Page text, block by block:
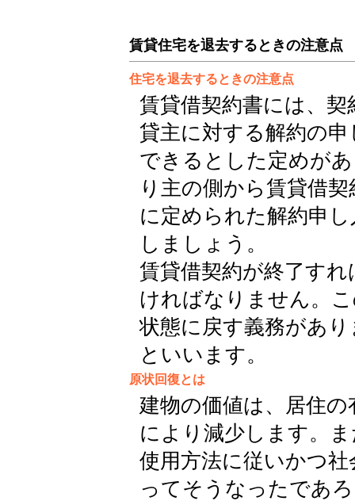
賃貸住宅を退去するときの注意点
住宅を退去するときの注意点
賃貸借契約書には、
貸主に対する解約の
できるとした定めが
り主の側から賃貸借
に定められた解約申
しましょう。
賃貸借契約が終了す
ければなりません。
状態に戻す義務があ
といいます。
原状回復とは
建物の価値は、居住
により減少します。
使用方法に従いかつ
ってそうなったであ